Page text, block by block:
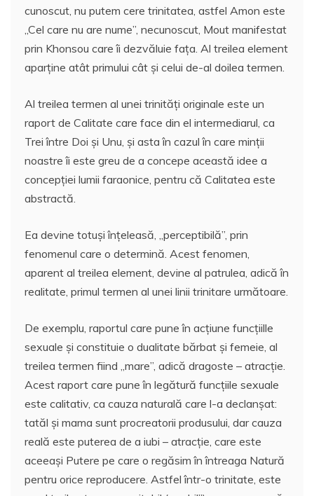
cunoscut, nu putem cere trinitatea, astfel Amon este
„Cel care nu are nume”, necunoscut, Mout manifestat
prin Khonsou care îi dezvăluie faţa. Al treilea element
aparţine atât primului cât şi celui de-al doilea termen.
Al treilea termen al unei trinităţi originale este un
raport de Calitate care face din el intermediarul, ca
Trei între Doi şi Unu, şi asta în cazul în care minţii
noastre îi este greu de a concepe această idee a
concepţiei lumii faraonice, pentru că Calitatea este
abstractă.
Ea devine totuşi înţeleasă, „perceptibilă”, prin
fenomenul care o determină. Acest fenomen,
aparent al treilea element, devine al patrulea, adică în
realitate, primul termen al unei linii trinitare următoare.
De exemplu, raportul care pune în acţiune funcţiille
sexuale şi constituie o dualitate bărbat şi femeie, al
treilea termen fiind „mare”, adică dragoste – atracţie.
Acest raport care pune în legătură funcţiile sexuale
este calitativ, ca cauza naturală care l-a declanşat:
tatăl şi mama sunt procreatorii produsului, dar cauza
reală este puterea de a iubi – atracţie, care este
aceeaşi Putere pe care o regăsim în întreaga Natură
pentru orice reproducere. Astfel într-o trinitate, este